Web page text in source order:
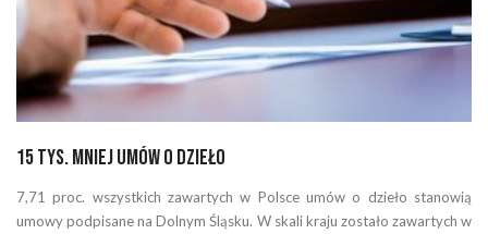
15 tys. mniej umów o dzieło
7,71 proc. wszystkich zawartych w Polsce umów o dzieło stanowią
umowy podpisane na Dolnym Śląsku. W skali kraju zostało zawartych w